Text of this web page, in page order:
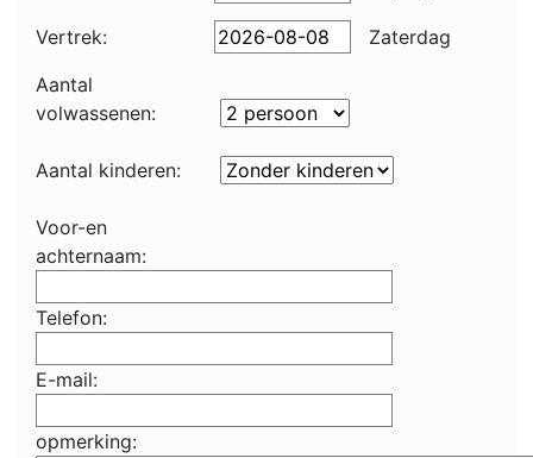
Vertrek:
Zaterdag
Aantal
volwassenen:
Aantal kinderen:
Voor-en
achternaam:
Telefon:
E-mail:
opmerking: